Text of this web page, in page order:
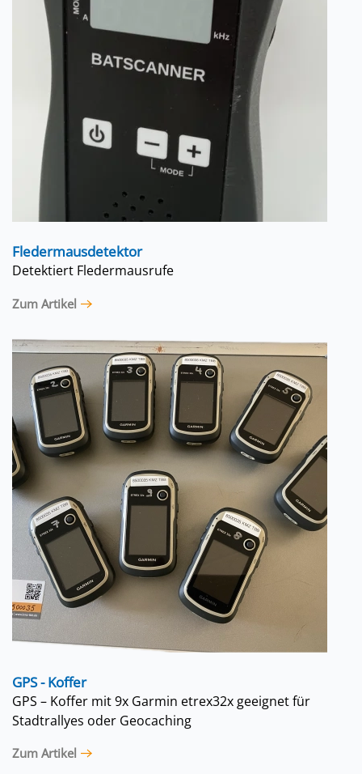
Fledermausdetektor
Detektiert Fledermausrufe
Zum Artikel
GPS - Koffer
GPS – Koffer mit 9x Garmin etrex32x geeignet für
Stadtrallyes oder Geocaching
Zum Artikel